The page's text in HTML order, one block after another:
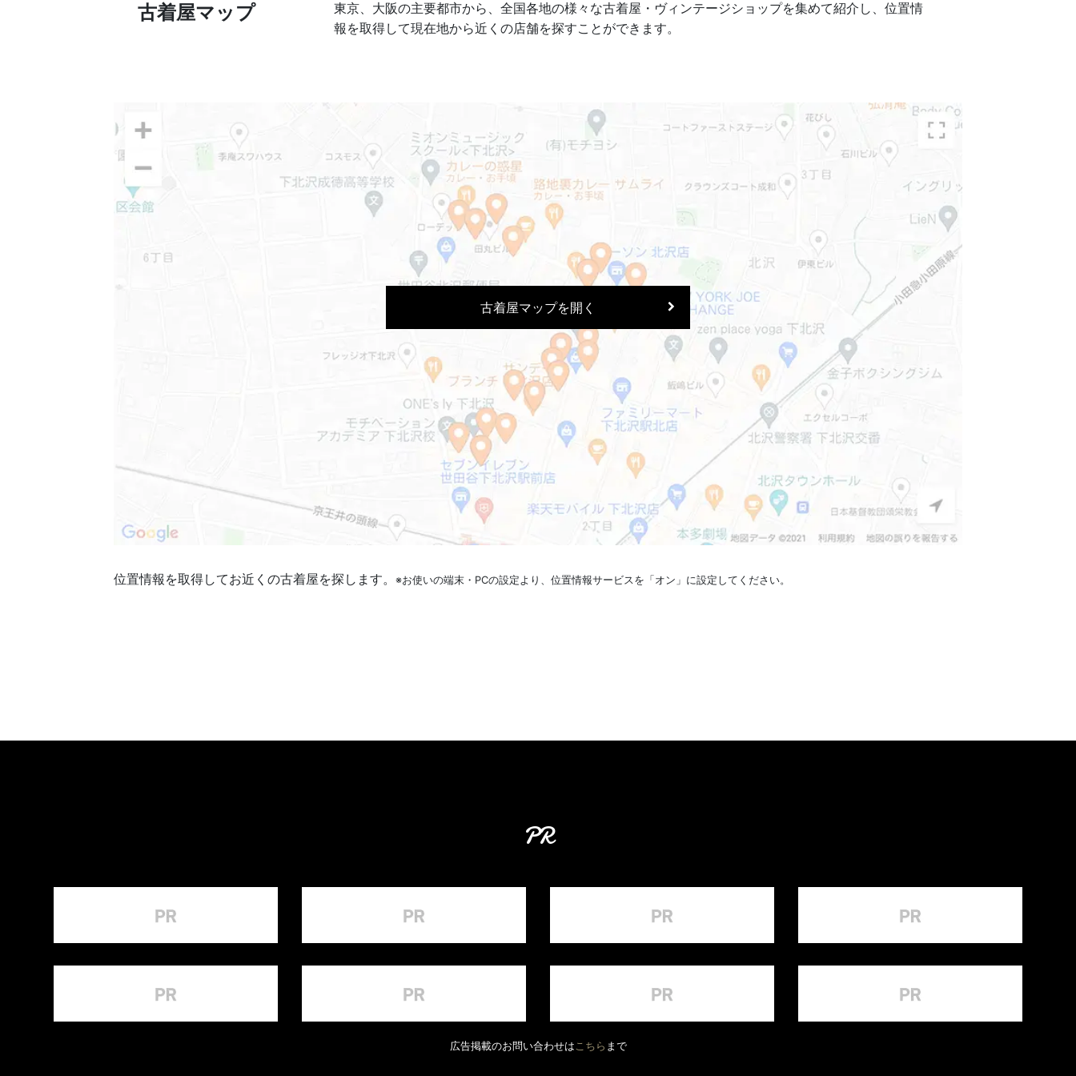
古着屋マップ
東京、大阪の主要都市から、全国各地の様々な古着屋・ヴィンテージショップを集めて紹介し、位置情
報を取得して現在地から近くの店舗を探すことができます。
古着屋マップを開く
位置情報を取得してお近くの古着屋を探します。 ※お使いの端末・PCの設定より、位置情報サービスを「オン」に設定してください。
PR
広告掲載のお問い合わせはこちら まで